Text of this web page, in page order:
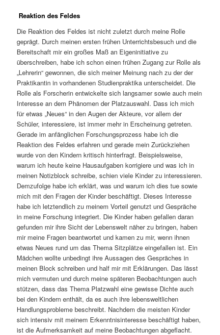
Reaktion des Feldes
Die Reaktion des Feldes ist nicht zuletzt durch meine Rolle
geprägt. Durch meinen ersten frühen Unterrichtsbesuch und die
Bereitschaft mir ein großes Maß an Eigeninitiative zu
überschreiben, habe ich schon einen frühen Zugang zur Rolle als
„Lehrerin“ gewonnen, die sich meiner Meinung nach zu der der
Praktikantin in vorhandenen Studienpraktika unterscheidet. Die
Rolle als Forscherin entwickelte sich langsamer sowie auch mein
Interesse an dem Phänomen der Platzauswahl. Dass ich mich
für etwas „Neues“ in den Augen der Akteure, vor allem der
Schüler, interessiere, ist immer mehr in Erscheinung getreten.
Gerade im anfänglichen Forschungsprozess habe ich die
Reaktion des Feldes erfahren und gerade mein Zurückziehen
wurde von den Kindern kritisch hinterfragt. Beispielsweise,
warum ich heute keine Hausaufgaben korrigiere und was ich in
meinen Notizblock schreibe, schien viele Kinder zu interessieren.
Demzufolge habe ich erklärt, was und warum ich dies tue sowie
mich mit den Fragen der Kinder beschäftigt. Dieses Interesse
habe ich letztendlich zu meinem Vorteil genutzt und Gespräche
in meine Forschung integriert. Die Kinder haben gefallen daran
gefunden mir ihre Sicht der Lebenswelt näher zu bringen, haben
mir meine Fragen beantwortet und kamen zu mir, wenn ihnen
etwas Neues rund um das Thema Sitzplätze eingefallen ist. Ein
Mädchen wollte unbedingt ihre Aussagen des Gespräches in
meinen Block schreiben und half mir mit Erklärungen. Das lässt
mich vermuten und durch meine späteren Beobachtungen auch
stützen, dass das Thema Platzwahl eine gewisse Dichte auch
bei den Kindern enthält, da es auch ihre lebensweltlichen
Handlungsprobleme beschreibt. Nachdem die meisten Kinder
sich intensiv mit meinem Erkenntnisinteresse beschäftigt haben,
ist die Aufmerksamkeit auf meine Beobachtungen abgeflacht.